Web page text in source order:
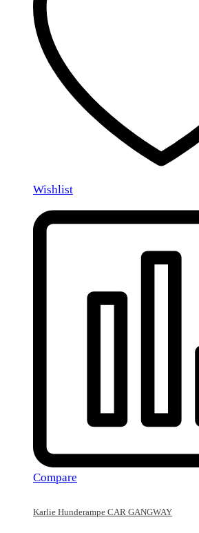
Wishlist
Compare
Karlie Hunderampe CAR GANGWAY